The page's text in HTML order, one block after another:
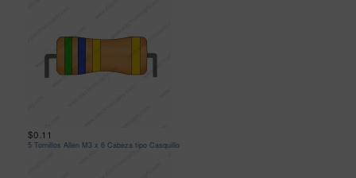
$0.11
5 Tornillos Allen M3 x 6 Cabeza tipo Casquillo